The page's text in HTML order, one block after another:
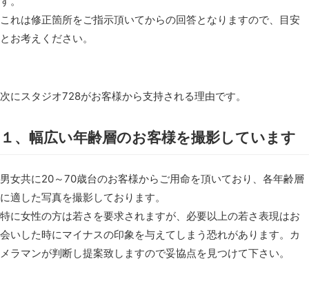
これは修正箇所をご指示頂いてからの回答となりますので、目安
とお考えください。
次にスタジオ728がお客様から支持される理由です。
１、幅広い年齢層のお客様を撮影しています
男女共に20～70歳台のお客様からご用命を頂いており、各年齢層
に適した写真を撮影しております。
特に女性の方は若さを要求されますが、必要以上の若さ表現はお
会いした時にマイナスの印象を与えてしまう恐れがあります。カ
メラマンが判断し提案致しますので妥協点を見つけて下さい。